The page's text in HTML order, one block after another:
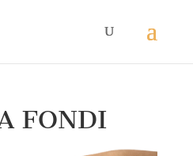
FONDI